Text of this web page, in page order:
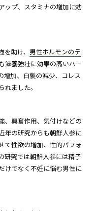
ップ、スタミナの増加に効
助け、 男性ホルモンのテ
滋養強壮に効果の高いハー
増加、白髪の減少、コレス
ました。
、興奮作用、気付けなどの
年の研究からも朝鮮人参に
て性欲の増加、性的パフォ
研究では朝鮮人参には精子
けでなく不妊に悩む男性に